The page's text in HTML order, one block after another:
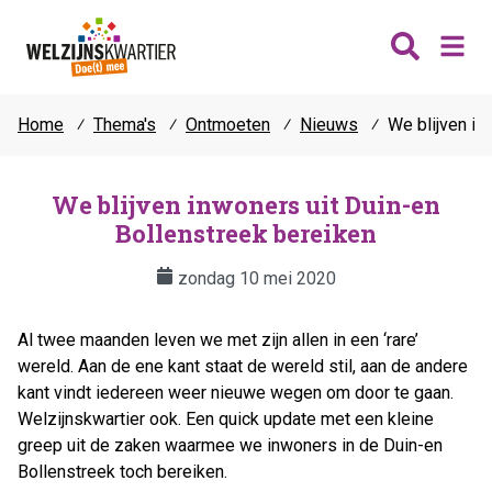
Noordwijk
Lisse
Teylingen
Thema's
Jongeren
Vrijwilligers
Fit & vitaal
Mantelzorg
Contact
Home ⁄ Thema's ⁄ Ontmoeten ⁄ Nieuws ⁄ We blijven
We blijven inwoners uit Duin-en
Bollenstreek bereiken
zondag 10 mei 2020
Al twee maanden leven we met zijn allen in een ‘rare’
wereld. Aan de ene kant staat de wereld stil, aan de andere
kant vindt iedereen weer nieuwe wegen om door te gaan.
Welzijnskwartier ook. Een quick update met een kleine
greep uit de zaken waarmee we inwoners in de Duin-en
Bollenstreek toch bereiken.